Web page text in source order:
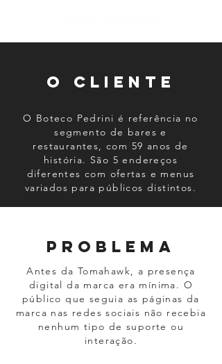
O CLIENTE
O Boteco Pedrini é referência no
segmento de bares e
restaurantes, com 59 anos de
história. São 5 endereços
diferentes com ofertas e menus
variados para públicos distintos.
PROBLEMA
Antes da Tomahawk, a presença
digital da marca era mínima. O
público que seguia as páginas da
marca nas redes sociais não recebia
nenhum tipo de suporte ou
interação.